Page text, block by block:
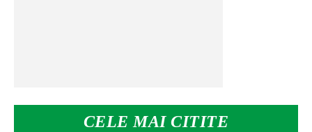
CELE MAI CITITE